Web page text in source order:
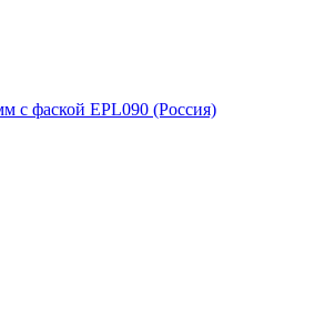
с фаской EPL090 (Россия)